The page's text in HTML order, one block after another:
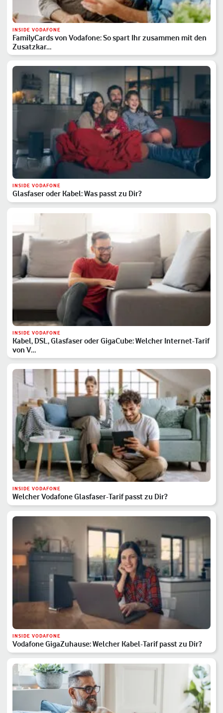
INSIDE VODAFONE
FamilyCards von Vodafone: So spart Ihr zusammen mit den
Zusatzkar…
INSIDE VODAFONE
Glasfaser oder Kabel: Was passt zu Dir?
INSIDE VODAFONE
Kabel, DSL, Glasfaser oder GigaCube: Welcher Internet-Tarif
von V…
INSIDE VODAFONE
Welcher Vodafone Glasfaser-Tarif passt zu Dir?
INSIDE VODAFONE
Vodafone GigaZuhause: Welcher Kabel-Tarif passt zu Dir?